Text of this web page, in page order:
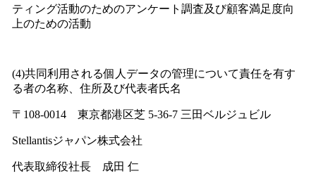
ティング活動のためのアンケート調査及び顧客満足度向
上のための活動
(4)共同利用される個人データの管理について責任を有す
る者の名称、住所及び代表者氏名
〒108-0014 東京都港区芝 5-36-7 三田ベルジュビル
Stellantisジャパン株式会社
代表取締役社長 成田 仁